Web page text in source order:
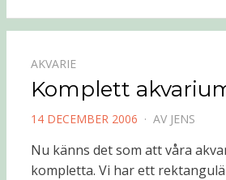
AKVARIE
Komplett
PUBLICERAD
14 DECEMBER 2006 AV JENS
Nu känns det som att våra
kompletta. Vi har ett